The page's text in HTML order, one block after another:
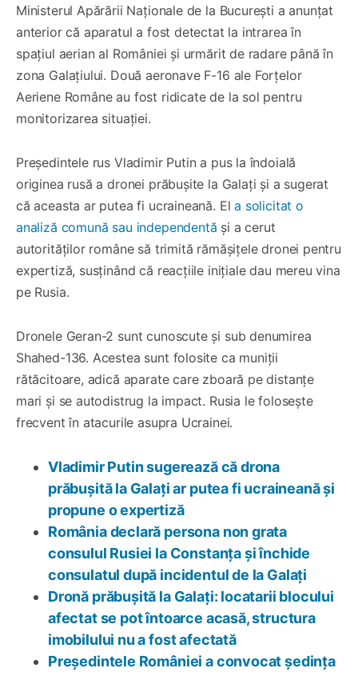
Ministerul Apărării Naționale de la București a anunțat
anterior că aparatul a fost detectat la intrarea în
spațiul aerian al României și urmărit de radare până în
zona Galațiului. Două aeronave F-16 ale Forțelor
Aeriene Române au fost ridicate de la sol pentru
monitorizarea situației.
Președintele rus Vladimir Putin a pus la îndoială
originea rusă a dronei prăbușite la Galați și a sugerat
că aceasta ar putea fi ucraineană. Ela solicitat o
analiză comună sau independentă și a cerut
autorităților române să trimită rămășițele dronei pentru
expertiză, susținând că reacțiile inițiale dau mereu vina
pe Rusia.
Dronele Geran-2 sunt cunoscute și sub denumirea
Shahed-136. Acestea sunt folosite ca muniții
rătăcitoare, adică aparate care zboară pe distanțe
mari și se autodistrug la impact. Rusia le folosește
frecvent în atacurile asupra Ucrainei.
Vladimir Putin sugerează că drona
prăbușită la Galați ar putea fi ucraineană și
propune o expertiză
România declară persona non grata
consulul Rusiei la Constanța și închide
consulatul după incidentul de la Galați
Dronă prăbușită la Galați: locatarii blocului
afectat se pot întoarce acasă, structura
imobilului nu a fost afectată
Președintele României a convocat ședința